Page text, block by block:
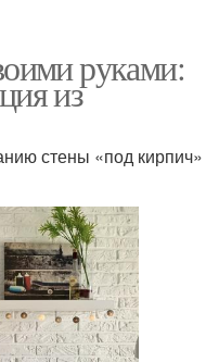
руками:
из
стены «под кирпич»